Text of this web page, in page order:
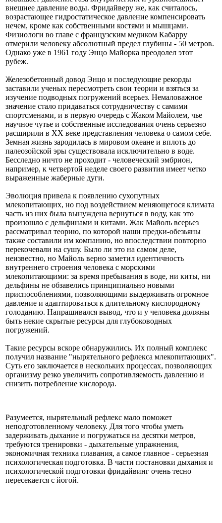
внешнее давление воды. Фридайверу же, как считалось,
возрастающее гидростатическое давление компенсировать
нечем, кроме как собственными костями и мышцами.
Физиологи во главе с французским медиком Кабарру
отмерили человеку абсолютный предел глубины - 50 метров.
Однако уже в 1961 году Энцо Майорка преодолел этот
рубеж.
Железобетонный довод Энцо и последующие рекорды
заставили ученых пересмотреть свои теории и взяться за
изучение подводных погружений всерьез. Немаловажное
значение стало придаваться сотрудничеству с самими
спортсменами, и в первую очередь с Жаком Майолем, чье
научное чутье и собственные исследования очень серьезно
расширили в XX веке представления человека о самом себе.
Земная жизнь зародилась в мировом океане и вплоть до
палеозойской эры существовала исключительно в воде.
Бесследно ничто не проходит - человеческий эмбрион,
например, к четвертой неделе своего развития имеет четко
выраженные жаберные дуги.
Эволюция привела к появлению сухопутных
млекопитающих, но под воздействием меняющегося климата
часть из них была вынуждена вернуться в воду, как это
произошло с дельфинами и китами. Жак Майоль всерьез
рассматривал теорию, по которой наши предки-обезьяны
также составили им компанию, но впоследствии повторно
перекочевали на сушу. Было ли это на самом деле,
неизвестно, но Майоль верно заметил идентичность
внутреннего строения человека с морскими
млекопитающими: за время пребывания в воде, ни киты, ни
дельфины не обзавелись принципиально новыми
приспособлениями, позволяющими выдерживать огромное
давление и адаптироваться к длительному кислородному
голоданию. Напрашивался вывод, что и у человека должны
быть некие скрытые ресурсы для глубоководных
погружений.
Такие ресурсы вскоре обнаружились. Их полный комплекс
получил название "нырятельного рефлекса млекопитающих".
Суть его заключается в нескольких процессах, позволяющих
организму резко увеличить сопротивляемость давлению и
снизить потребление кислорода.
Разумеется, нырятельный рефлекс мало поможет
неподготовленному человеку. Для того чтобы уметь
задерживать дыхание и погружаться на десятки метров,
требуются тренировки - дыхательные упражнения,
экономичная техника плавания, а самое главное - серьезная
психологическая подготовка. В части постановки дыхания и
психологической подготовки фридайвинг очень тесно
пересекается с йогой.